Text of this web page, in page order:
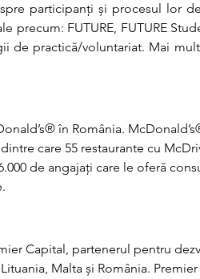
participanți și procesul lor
precum: FUTURE, FUTURE
în România.
care 55 restaurante cu
de angajați care le oferă
Capital, partenerul pentru
Malta și România.